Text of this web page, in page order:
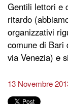
Gentili lettori e
ritardo
organizzativi
comune di Bari
via Venezia) e
13 Novembre